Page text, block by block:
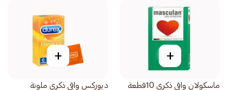
+
ماسكولان واقي ذكري 10قطعة
+
ديوركس واقى ذكرى ملونة